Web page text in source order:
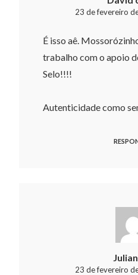
23 de fevereiro
É isso aê.
trabalho com o apoio
Selo!!!!
Autenticidade como
23 de fevereiro